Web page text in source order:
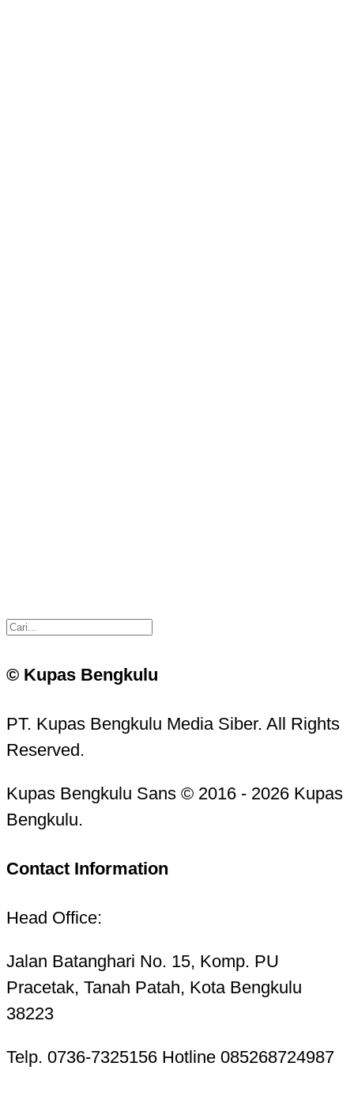
© Kupas Bengkulu
PT. Kupas Bengkulu Media Siber. All Rights
Reserved.
Kupas Bengkulu Sans © 2016 - 2026 Kupas
Bengkulu.
Contact Information
Head Office:
Jalan Batanghari No. 15, Komp. PU
Pracetak, Tanah Patah, Kota Bengkulu
38223
Telp. 0736-7325156 Hotline 085268724987